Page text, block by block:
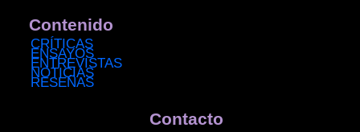
Contenido
CRÍTICAS
ENSAYOS
ENTREVISTAS
NOTICIAS
RESEÑAS
Contacto